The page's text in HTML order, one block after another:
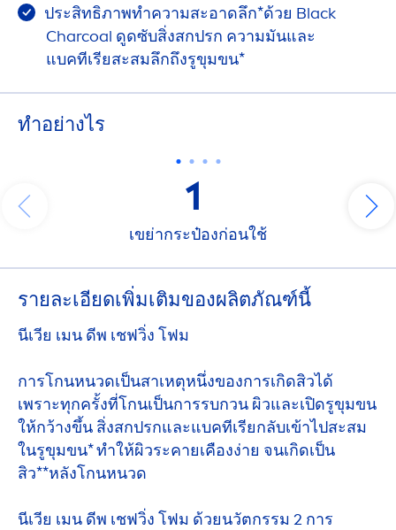
ประสิทธิภาพทำความสะอาดลึก*ด้วย Black
Charcoal ดูดซับสิ่งสกปรก ความมันและ
แบคทีเรียสะสมลึกถึงรูขุมขน*
ทําอย่างไร
1
เขย่ากระป๋องก่อนใช้
รายละเอียดเพิ่มเติมของผลิตภัณฑ์นี้
นีเวีย เมน ดีพ เชฟวิ่ง โฟม
การโกนหนวดเป็นสาเหตุหนึ่งของการเกิดสิวได้
เพราะทุกครั้งที่โกนเป็นการรบกวน ผิวและเปิดรูขุมขน
ให้กว้างขึ้น สิ่งสกปรกและแบคทีเรียกลับเข้าไปสะสม
ในรูขุมขน* ทำให้ผิวระคายเคืองง่าย จนเกิดเป็น
สิว**หลังโกนหนวด
นีเวีย เมน ดีพ เชฟวิ่ง โฟม ด้วยนวัตกรรม 2 การ